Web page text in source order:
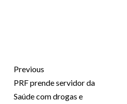
Previous
PRF prende servidor da
Saúde com drogas e